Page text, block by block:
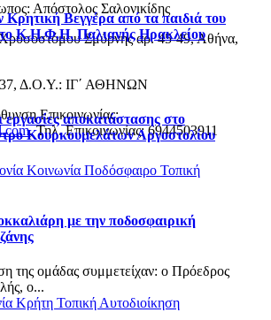
Κρητική Βεγγέρα από τα παιδιά του
Κ.Η.Φ.Η. Παλιανής Ηρακλείου
αποκατάστασης στο
Κουρκουμελάτων Αργοστολίου
Κοινωνία Ποδόσφαιρο Τοπική
με την ποδοσφαιρική
της ομάδας συμμετείχαν: o Πρόεδρος
ο...
Κρήτη Τοπική Αυτοδιοίκηση
Απόστολος Σαλονικίδης
Σμύρνης αρ. 45-49, Αθήνα,
Δ.Ο.Υ.: ΙΓ΄ ΑΘΗΝΩΝ
Επικοινωνίας:
, Τηλ. Επικοινωνίας: 6944503911